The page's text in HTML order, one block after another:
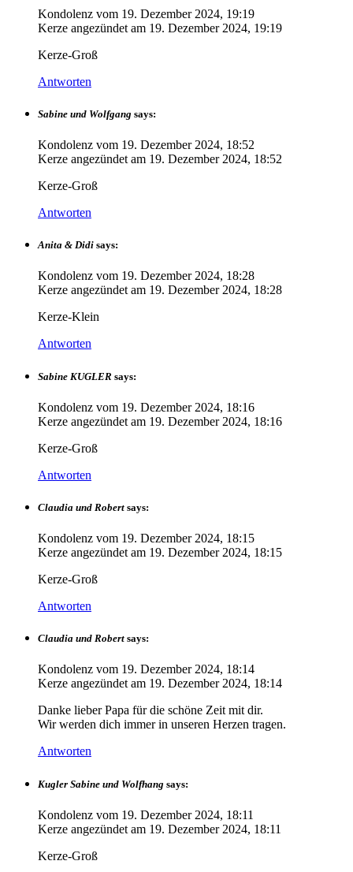
Kondolenz vom 19. Dezember 2024, 19:19
Kerze angezündet am 19. Dezember 2024, 19:19
Kerze-Groß
Antworten
Sabine und Wolfgang says:
Kondolenz vom 19. Dezember 2024, 18:52
Kerze angezündet am 19. Dezember 2024, 18:52
Kerze-Groß
Antworten
Anita & Didi says:
Kondolenz vom 19. Dezember 2024, 18:28
Kerze angezündet am 19. Dezember 2024, 18:28
Kerze-Klein
Antworten
Sabine KUGLER says:
Kondolenz vom 19. Dezember 2024, 18:16
Kerze angezündet am 19. Dezember 2024, 18:16
Kerze-Groß
Antworten
Claudia und Robert says:
Kondolenz vom 19. Dezember 2024, 18:15
Kerze angezündet am 19. Dezember 2024, 18:15
Kerze-Groß
Antworten
Claudia und Robert says:
Kondolenz vom 19. Dezember 2024, 18:14
Kerze angezündet am 19. Dezember 2024, 18:14
Danke lieber Papa für die schöne Zeit mit dir.
Wir werden dich immer in unseren Herzen tragen.
Antworten
Kugler Sabine und Wolfhang says:
Kondolenz vom 19. Dezember 2024, 18:11
Kerze angezündet am 19. Dezember 2024, 18:11
Kerze-Groß